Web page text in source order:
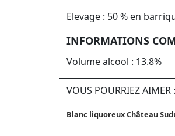
Elevage : 50 % en
INFORMATIONS
Volume alcool : 13.8%
VOUS POURRIEZ AIMER
Blanc liquoreux Château